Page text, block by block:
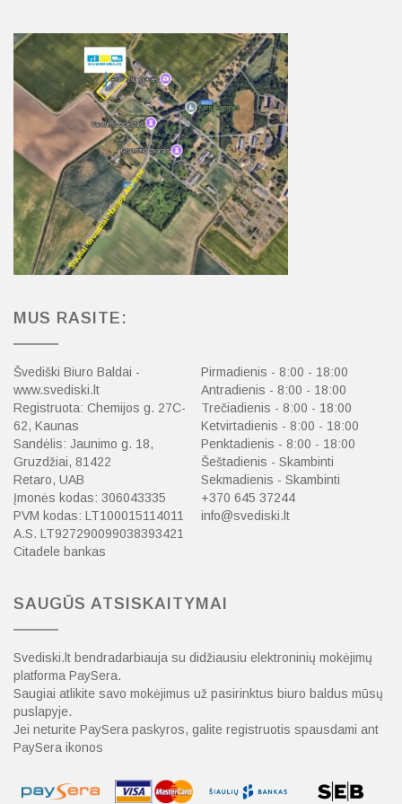
MUS RASITE:
Švediški Biuro Baldai -
www.svediski.lt
Registruota: Chemijos g. 27C-
62, Kaunas
Sandėlis: Jaunimo g. 18,
Gruzdžiai, 81422
Retaro, UAB
Įmonės kodas: 306043335
PVM kodas: LT100015114011
A.S. LT927290099038393421
Citadele bankas
Pirmadienis - 8:00 - 18:00
Antradienis - 8:00 - 18:00
Trečiadienis - 8:00 - 18:00
Ketvirtadienis - 8:00 - 18:00
Penktadienis - 8:00 - 18:00
Šeštadienis - Skambinti
Sekmadienis - Skambinti
+370 645 37244
info@svediski.lt
SAUGŪS ATSISKAITYMAI
Svediski.lt bendradarbiauja su didžiausiu elektroninių mokėjimų
platforma PaySera.
Saugiai atlikite savo mokėjimus už pasirinktus biuro baldus mūsų
puslapyje.
Jei neturite PaySera paskyros, galite registruotis spausdami ant
PaySera ikonos